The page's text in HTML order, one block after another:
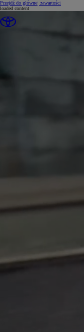
Przejdź do głównej zawartości
loaded content